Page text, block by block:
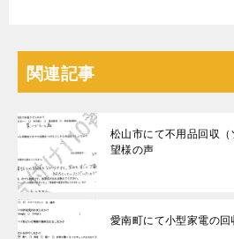
関連記事
松山市にて不用品回収
望様の声
愛南町にて小型家電の